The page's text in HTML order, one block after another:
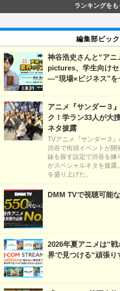
ランキングをも
編集部ピッ
神谷浩史さんと“ア
pictures、学生向け
―“現場×ビジネス”を
アニメ『サンダー３
ク！学ラン33人が大
ネタ披露
TVアニメ『サンダー３
渋谷で街頭イベントが開
妹を探す設定で渋谷を練
がスペシャルネタを披
を盛り上げた。
DMM TVで視聴可能
2026年夏アニメは“
界で見つける“頑張り